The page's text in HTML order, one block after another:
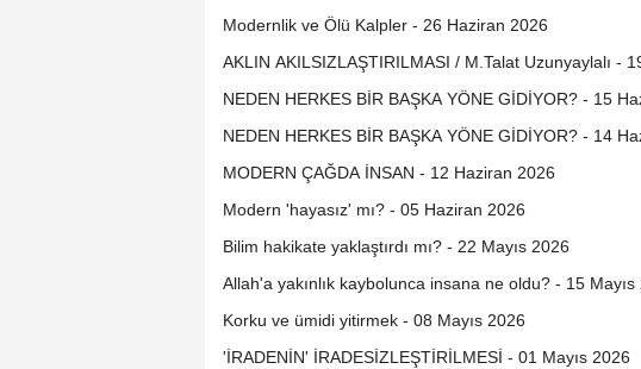
Modernlik ve Ölü Kalpler - 26 Haziran 2026
AKLIN AKILSIZLAŞTIRILMASI / M.Talat Uzunyaylalı -
NEDEN HERKES BİR BAŞKA YÖNE GİDİYOR? - 15
NEDEN HERKES BİR BAŞKA YÖNE GİDİYOR? - 14
MODERN ÇAĞDA İNSAN - 12 Haziran 2026
Modern 'hayasız' mı? - 05 Haziran 2026
Bilim hakikate yaklaştırdı mı? - 22 Mayıs 2026
Allah'a yakınlık kaybolunca insana ne oldu? - 15 Mayıs
Korku ve ümidi yitirmek - 08 Mayıs 2026
'İRADENİN' İRADESİZLEŞTİRİLMESİ - 01 Mayıs 2026